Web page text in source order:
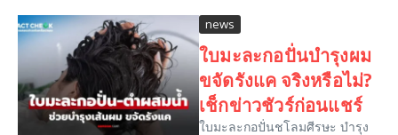
news
ใบมะละกอปั่นบำรุงผม
ขจัดรังแค จริงหรือไม่?
เช็กข่าวชัวร์ก่อนแชร์
ใบมะละกอปั่นชโลมศีรษะ บำรุง